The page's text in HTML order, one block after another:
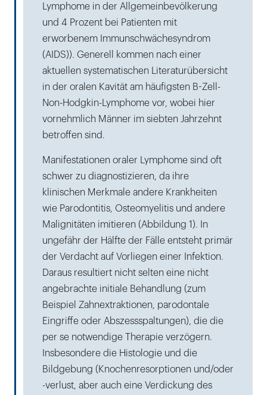
Lymphome in der Allgemeinbevölkerung
und 4 Prozent bei Patienten mit
erworbenem Immunschwächesyndrom
(AIDS)). Generell kommen nach einer
aktuellen systematischen Literaturübersicht
in der oralen Kavität am häufigsten B-Zell-
Non-Hodgkin-Lymphome vor, wobei hier
vornehmlich Männer im siebten Jahrzehnt
betroffen sind.
Manifestationen oraler Lymphome sind oft
schwer zu diagnostizieren, da ihre
klinischen Merkmale andere Krankheiten
wie Parodontitis, Osteomyelitis und andere
Malignitäten imitieren (Abbildung 1). In
ungefähr der Hälfte der Fälle entsteht primär
der Verdacht auf Vorliegen einer Infektion.
Daraus resultiert nicht selten eine nicht
angebrachte initiale Behandlung (zum
Beispiel Zahnextraktionen, parodontale
Eingriffe oder Abszessspaltungen), die die
per se notwendige Therapie verzögern.
Insbesondere die Histologie und die
Bildgebung (Knochenresorptionen und/oder
-verlust, aber auch eine Verdickung des